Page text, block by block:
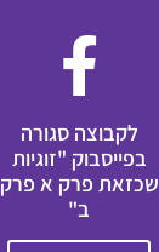
לקבוצה סגורה
בפייסבוק "זוגיות
שכזאת פרק א פרק
ב"